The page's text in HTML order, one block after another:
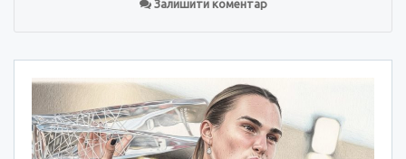
Залишити коментар